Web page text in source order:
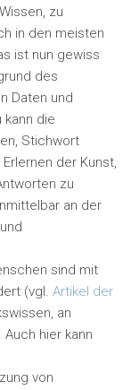
zu
in den meisten
ist nun gewiss
des
Daten und
kann die
Stichwort
der Kunst,
zu
an der
sind mit
(vgl.Artikel der
an
hier kann
von